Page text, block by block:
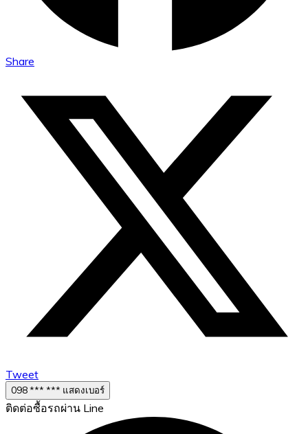
Share
Tweet
098 *** *** แสดงเบอร์
ติดต่อซื้อรถผ่าน Line